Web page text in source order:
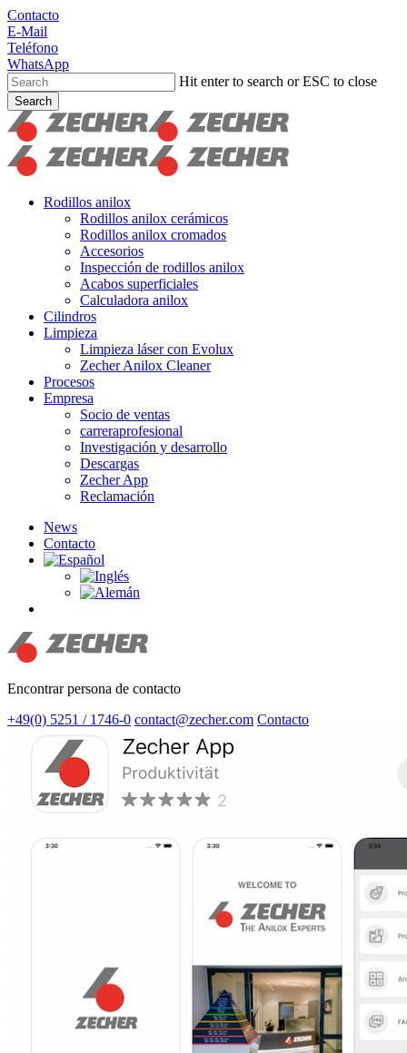
Skip
to
main
content
Contacto
E-Mail
Teléfono
WhatsApp
Hit enter to search or ESC to close
Search
Close
Search
search
Menu
Rodillos anilox
Rodillos anilox cerámicos
Rodillos anilox cromados
Accesorios
Inspección de rodillos anilox
Acabos superficiales
Calculadora anilox
Cilindros
Limpieza
Limpieza láser con Evolux
Zecher Anilox Cleaner
Procesos
Empresa
Socio de ventas
carreraprofesional
Investigación y desarrollo
Descargas
Zecher App
Reclamación
News
Contacto
Encontrar persona de contacto
+49(0) 5251 / 1746-0 contact@zecher.com Contacto